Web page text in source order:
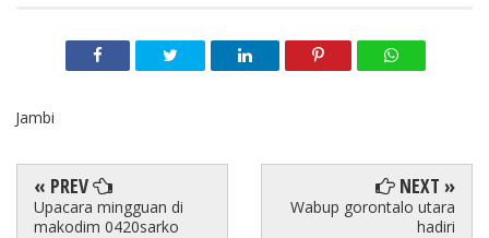
Jambi
« PREV
Upacara mingguan di
makodim 0420sarko
NEXT »
Wabup gorontalo utara
hadiri